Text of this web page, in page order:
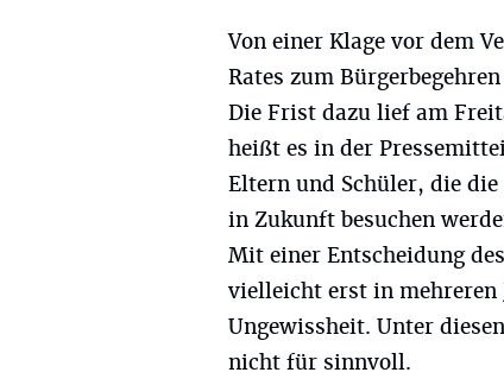
Von einer Klage vor dem
Rates zum
Die Frist dazu lief am
heißt es in der
Eltern und Schüler, die die
in Zukunft besuchen
Mit einer Entscheidung
vielleicht erst in mehreren
Ungewissheit. Unter
nicht für sinnvoll.